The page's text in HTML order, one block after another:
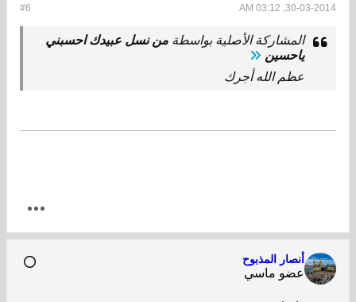
#6 30-03-2014, 03:12 AM
المشاركة الأصلية بواسطةمن نسل عبيدك احسبني
ياحسين
عظم الله أجرك
أنصار المذبوح
عضو ماسي